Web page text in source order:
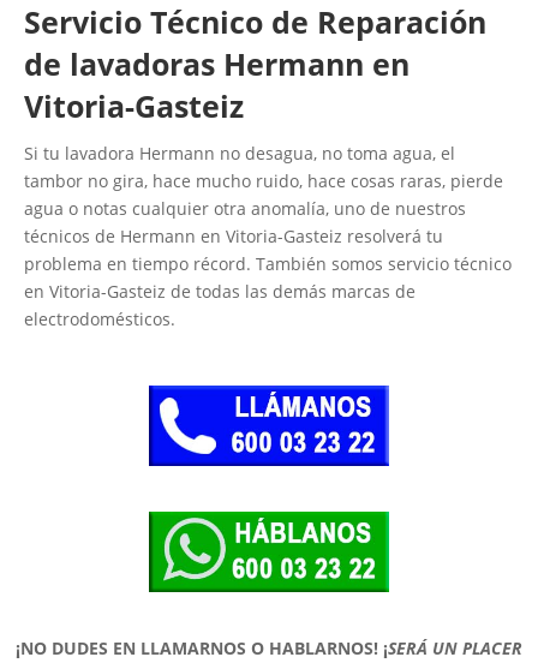
Servicio Técnico de Reparación
de lavadoras Hermann en
Vitoria-Gasteiz
Si tu lavadora Hermann no desagua, no toma agua, el
tambor no gira, hace mucho ruido, hace cosas raras, pierde
agua o notas cualquier otra anomalía, uno de nuestros
técnicos de Hermann en Vitoria-Gasteiz resolverá tu
problema en tiempo récord. También somos servicio técnico
en Vitoria-Gasteiz de todas las demás marcas de
electrodomésticos.
¡NO DUDES EN LLAMARNOS O HABLARNOS! ¡SERÁ UN PLACER